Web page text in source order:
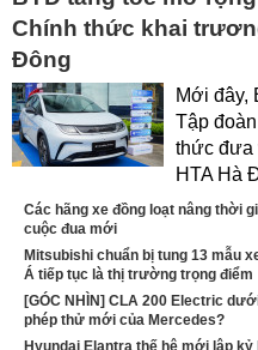
Chính thức khai
Đông
Mới đây,
Tập
thức đưa
HTA Hà
Các hãng xe đồng loạt nâng thời
cuộc đua mới
Mitsubishi chuẩn bị tung 13 mẫu
Á tiếp tục là thị trường trọng điểm
[GÓC NHÌN] CLA 200 Electric
phép thử mới của Mercedes?
Hyundai Elantra thế hệ mới lập